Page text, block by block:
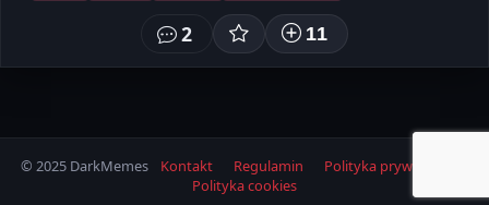
2 11
© 2025 DarkMemes Kontakt Regulamin
Polityka prywatności
Polityka cookies